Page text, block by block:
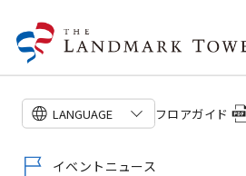
LANGUAGE フロアガイド
イベントニュース